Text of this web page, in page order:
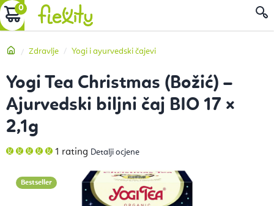
Preskoči
na
KOŠARICA
Početna
Zdravlje Yogi i ayurvedski čajevi
Yogi Tea Christmas (Božić) –
Ajurvedski biljni čaj BIO 17 ×
2,1g
Prosječna
ocjena
5,0
od
zvjezdica.
1 rating Detalji ocjene
Bestseller